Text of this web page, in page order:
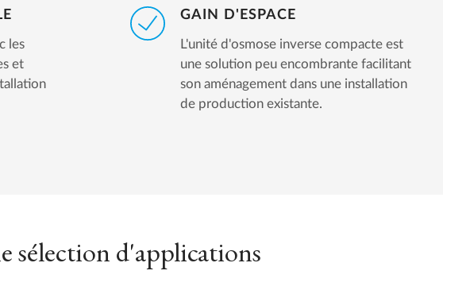
les
et
GAIN D'ESPACE
L'unité d'osmose inverse compacte est
une solution peu encombrante facilitant
son aménagement dans une installation
de production existante.
sélection d'applications